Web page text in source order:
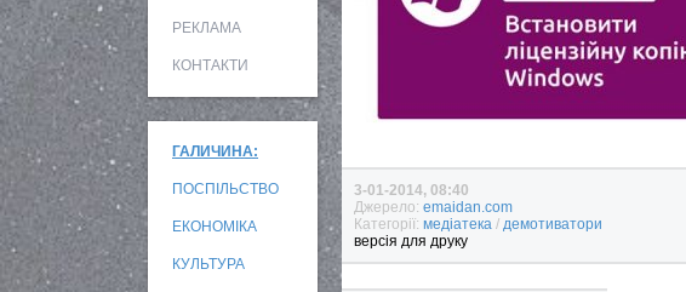
РЕКЛАМА
КОНТАКТИ
ГАЛИЧИНА:
ПОСПІЛЬСТВО
ЕКОНОМІКА
КУЛЬТУРА
3-01-2014, 08:40
Джерело: emaidan.com
Категорії: медіатека / демотиватори
версія для друку